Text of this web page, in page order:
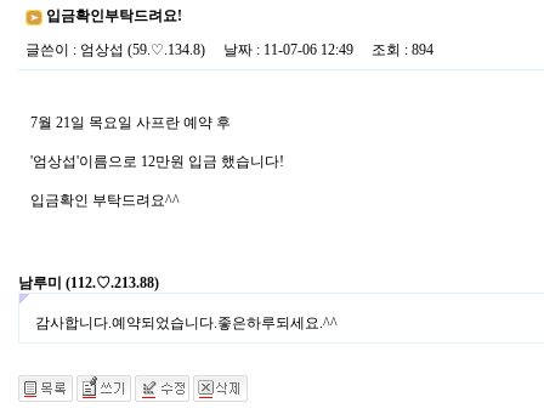
입금확인부탁드려요!
글쓴이
: 엄상섭 (59.♡.134.8) 날짜 : 11-07-06 12:49 조회 : 894
7월 21일 목요일 사프란 예약 후
'엄상섭'이름으로 12만원 입금 했습니다!
입금확인 부탁드려요^^
남루미 (112.♡.213.88)
감사합니다.예약되었습니다.좋은하루되세요.^^